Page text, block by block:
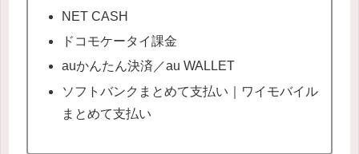
NET CASH
ドコモケータイ課金
auかんたん決済／au WALLET
ソフトバンクまとめて支払い｜ワイモバイル
まとめて支払い